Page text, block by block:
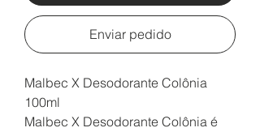
Enviar pedido
Malbec X Desodorante Colônia
100ml
Malbec X Desodorante Colônia é